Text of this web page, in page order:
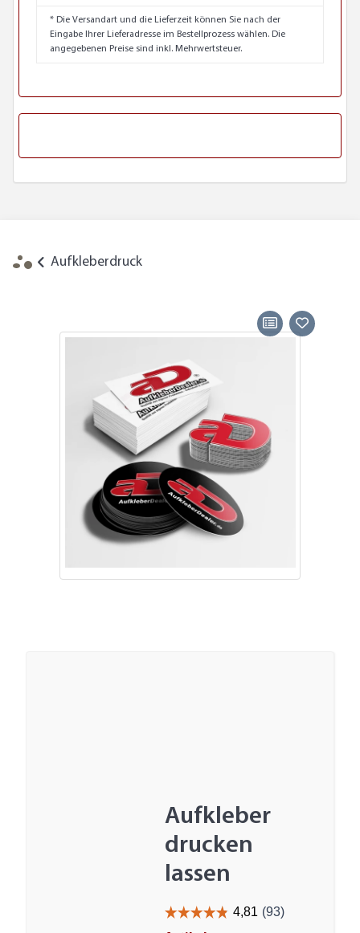
* Die Versandart und die Lieferzeit können Sie nach der
Eingabe Ihrer Lieferadresse im Bestellprozess wählen. Die
angegebenen Preise sind inkl. Mehrwertsteuer.
Aufkleberdruck
Aufkleber
drucken
lassen